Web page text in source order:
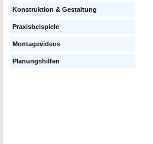
Konstruktion & Gestaltung
Praxisbeispiele
Montagevideos
Planungshilfen